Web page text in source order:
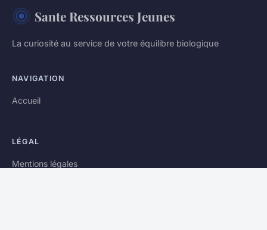
Sante Ressources Jeunes
La curiosité au service de votre équilibre biologique
NAVIGATION
Accueil
LÉGAL
Mentions légales